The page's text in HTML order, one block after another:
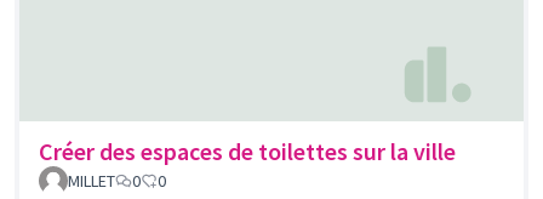
Créer des espaces de toilettes sur la ville
MILLET 0 0